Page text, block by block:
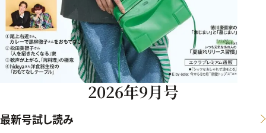
2026年9月号
最新号試し読み